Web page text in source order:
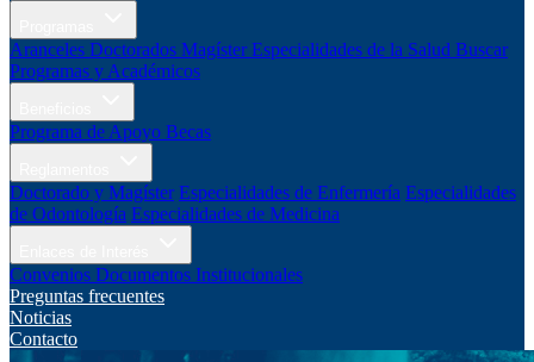
Aranceles Doctorados Magíster Especialidades de la Salud Buscar
Programas y Académicos
Programa de Apoyo Becas
Doctorado y Magíster Especialidades de Enfermería Especialidades
de Odontología Especialidades de Medicina
Convenios Documentos Institucionales
Preguntas frecuentes
Noticias
Contacto